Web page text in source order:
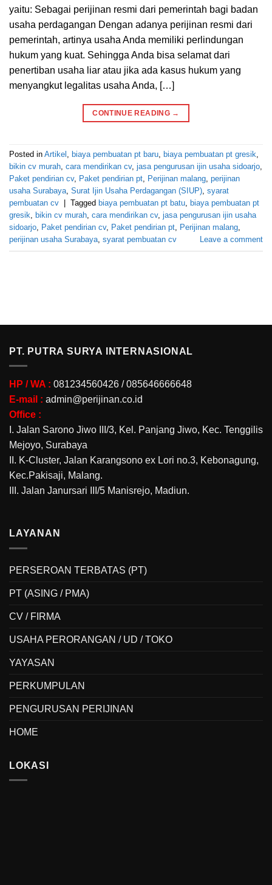
yaitu: Sebagai perijinan resmi dari pemerintah bagi badan
usaha perdagangan Dengan adanya perijinan resmi dari
pemerintah, artinya usaha Anda memiliki perlindungan
hukum yang kuat. Sehingga Anda bisa selamat dari
penertiban usaha liar atau jika ada kasus hukum yang
menyangkut legalitas usaha Anda, […]
CONTINUE READING →
Posted in Artikel , biaya pembuatan pt baru, biaya pembuatan pt gresik,
bikin cv murah, cara mendirikan cv, jasa pengurusan ijin usaha sidoarjo,
Paket pendirian cv, Paket pendirian pt, Perijinan malang, perijinan
usaha Surabaya, Surat Ijin Usaha Perdagangan (SIUP), syarat
pembuatan cv
Tagged biaya pembuatan pt batu, biaya pembuatan pt
gresik, bikin cv murah, cara mendirikan cv, jasa pengurusan ijin usaha
sidoarjo, Paket pendirian cv, Paket pendirian pt, Perijinan malang,
perijinan usaha Surabaya, syarat pembuatan cv Leave a comment
PT. PUTRA SURYA INTERNASIONAL
HP / WA : 081234560426 / 085646666648
E-mail : admin@perijinan.co.id
Office :
I. Jalan Sarono Jiwo III/3, Kel. Panjang Jiwo, Kec. Tenggilis
Mejoyo, Surabaya
II. K-Cluster, Jalan Karangsono ex Lori no.3, Kebonagung,
Kec.Pakisaji, Malang.
III. Jalan Janursari III/5 Manisrejo, Madiun.
LAYANAN
PERSEROAN TERBATAS (PT)
PT (ASING / PMA)
CV / FIRMA
USAHA PERORANGAN / UD / TOKO
YAYASAN
PERKUMPULAN
PENGURUSAN PERIJINAN
HOME
LOKASI